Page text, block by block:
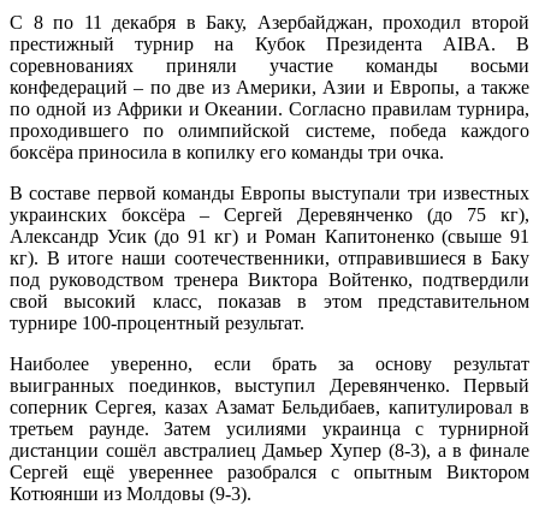
С 8 по 11 декабря в Баку, Азербайджан, проходил второй
престижный турнир на Кубок Президента AIBA. В
соревнованиях приняли участие команды восьми
конфедераций – по две из Америки, Азии и Европы, а также
по одной из Африки и Океании. Согласно правилам турнира,
проходившего по олимпийской системе, победа каждого
боксёра приносила в копилку его команды три очка.
В составе первой команды Европы выступали три известных
украинских боксёра – Сергей Деревянченко (до 75 кг),
Александр Усик (до 91 кг) и Роман Капитоненко (свыше 91
кг). В итоге наши соотечественники, отправившиеся в Баку
под руководством тренера Виктора Войтенко, подтвердили
свой высокий класс, показав в этом представительном
турнире 100-процентный результат.
Наиболее уверенно, если брать за основу результат
выигранных поединков, выступил Деревянченко. Первый
соперник Сергея, казах Азамат Бельдибаев, капитулировал в
третьем раунде. Затем усилиями украинца с турнирной
дистанции сошёл австралиец Дамьер Хупер (8-3), а в финале
Сергей ещё увереннее разобрался с опытным Виктором
Котюянши из Молдовы (9-3).